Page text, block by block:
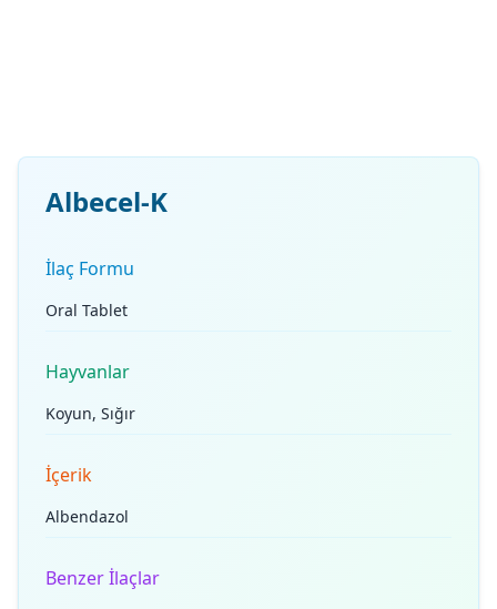
Albecel-K
İlaç Formu
Oral Tablet
Hayvanlar
Koyun, Sığır
İçerik
Albendazol
Benzer İlaçlar